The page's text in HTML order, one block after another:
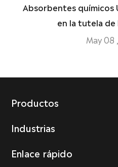
Absorbentes químicos
en la tutela
May 08
Productos
Industrias
Enlace rápido